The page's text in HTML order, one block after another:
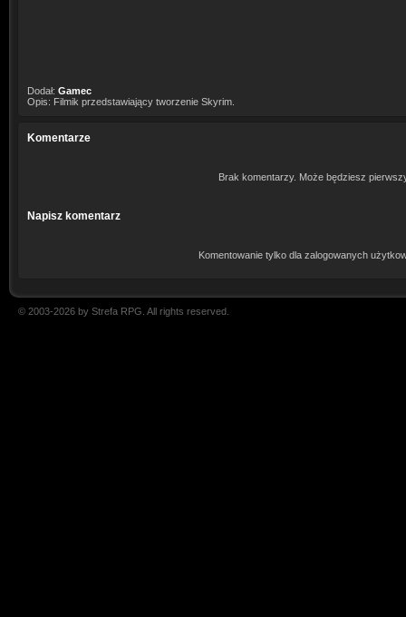
Dodał: Gamec
Opis: Filmik przedstawiający tworzenie Skyrim.
Komentarze
Brak komentarzy. Może będziesz
Napisz komentarz
Komentowanie tylko dla zalogowanych
© 2003-2026 by Strefa RPG. All rights reserved.